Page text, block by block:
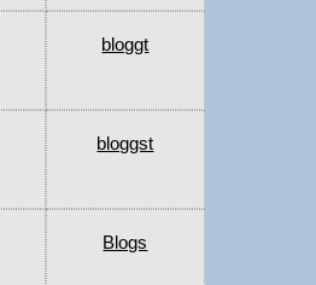
bloggt
bloggst
Blogs